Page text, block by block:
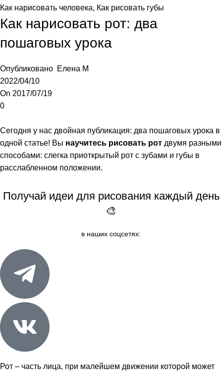
Как нарисовать человека, Как рисовать губы
Как нарисовать рот: два
пошаговых урока
Опубликовано Елена М
2022/04/10
On 2017/07/19
0
Сегодня у нас двойная публикация: два пошаговых урока в
одной статье! Вы научитесь рисовать рот двумя разными
способами: слегка приоткрытый рот с зубами и губы в
расслабленном положении.
Получай идеи для рисования каждый день
🎨
в наших соцсетях:
Рот – часть лица, при малейшем движении которой может